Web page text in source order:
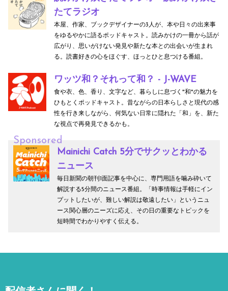
たてラジオ
本屋、作家、ブックデザイナーの3人が、本や日々の出来事
をゆるやかに語るポッドキャスト。読みかけの一冊から話が
広がり、思いがけない発見や新たな本との出会いが生まれ
る。読書好きの心をほぐす、ほっとひと息つける番組。
ワッツ和？それって和？ - J-WAVE
食や衣、色、香り、文字など、暮らしに息づく"和"の魅力を
ひもとくポッドキャスト。昔ながらの日本らしさと現代の感
性を行き来しながら、何気ない日常に隠れた「和」を、新た
な視点で再発見できるかも。
Sponsored
Mainichi Catch 5分でサクッとわかる
ニュース
毎日新聞の朝刊1面記事を中心に、専門用語を噛み砕いて
解説する5分間のニュース番組。「時事情報は手軽にイン
プットしたいが、難しい解説は敬遠したい」というニュ
ース関心層のニーズに応え、その日の重要なトピックを
短時間でわかりやすく伝える。